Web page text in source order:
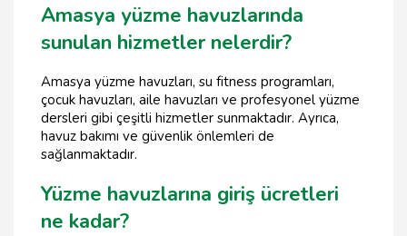
Amasya yüzme havuzlarında
sunulan hizmetler nelerdir?
Amasya yüzme havuzları, su fitness programları,
çocuk havuzları, aile havuzları ve profesyonel yüzme
dersleri gibi çeşitli hizmetler sunmaktadır. Ayrıca,
havuz bakımı ve güvenlik önlemleri de
sağlanmaktadır.
Yüzme havuzlarına giriş ücretleri
ne kadar?